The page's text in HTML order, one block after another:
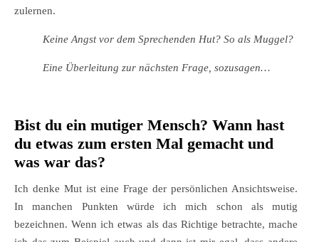
zulernen.
Keine Angst vor dem Sprechenden Hut? So als Muggel?
Eine Überleitung zur nächsten Frage, sozusagen…
Bist du ein mutiger Mensch? Wann hast
du etwas zum ersten Mal gemacht und
was war das?
Ich denke Mut ist eine Frage der persönlichen Ansichtsweise.
In manchen Punkten würde ich mich schon als mutig
bezeichnen. Wenn ich etwas als das Richtige betrachte, mache